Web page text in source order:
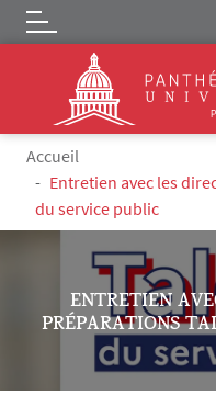
Aller au contenu principal
Logo
Fil d'Ariane
Accueil
Entretien avec les
du service public
ENTRETIEN
PRÉPARATIONS